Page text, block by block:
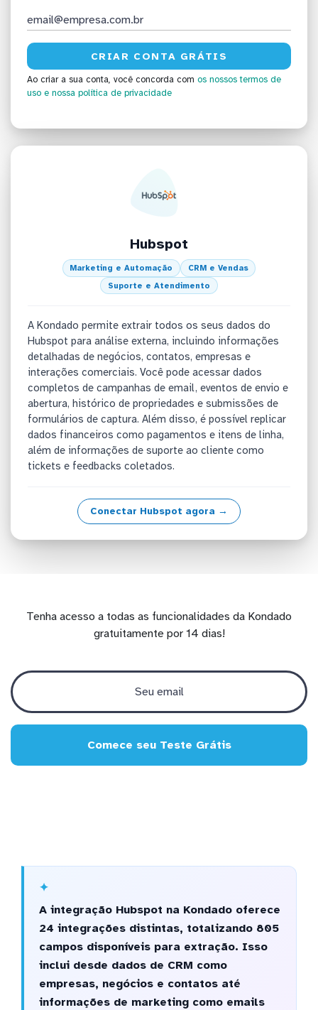
Ao criar a sua conta, você concorda com os nossos termos de
uso e nossa política de privacidade
Hubspot
Marketing e Automação
CRM e Vendas
Suporte e Atendimento
A Kondado permite extrair todos os seus dados do
Hubspot para análise externa, incluindo informações
detalhadas de negócios, contatos, empresas e
interações comerciais. Você pode acessar dados
completos de campanhas de email, eventos de envio e
abertura, histórico de propriedades e submissões de
formulários de captura. Além disso, é possível replicar
dados financeiros como pagamentos e itens de linha,
além de informações de suporte ao cliente como
tickets e feedbacks coletados.
Conectar Hubspot agora →
Tenha acesso a todas as funcionalidades da Kondado
gratuitamente por 14 dias!
Comece seu Teste Grátis
A integração Hubspot na Kondado oferece
24 integrações distintas, totalizando 805
campos disponíveis para extração. Isso
inclui desde dados de CRM como
empresas, negócios e contatos até
informações de marketing como emails